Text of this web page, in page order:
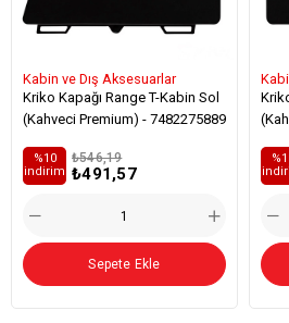
Kabin ve Dış Aksesuarlar
Kriko Kapağı Range T-Kabin Sol
(Kahveci Premium) - 7482275889
₺491,57
₺546,19
%10
i̇ndirim
Sepete Ekle